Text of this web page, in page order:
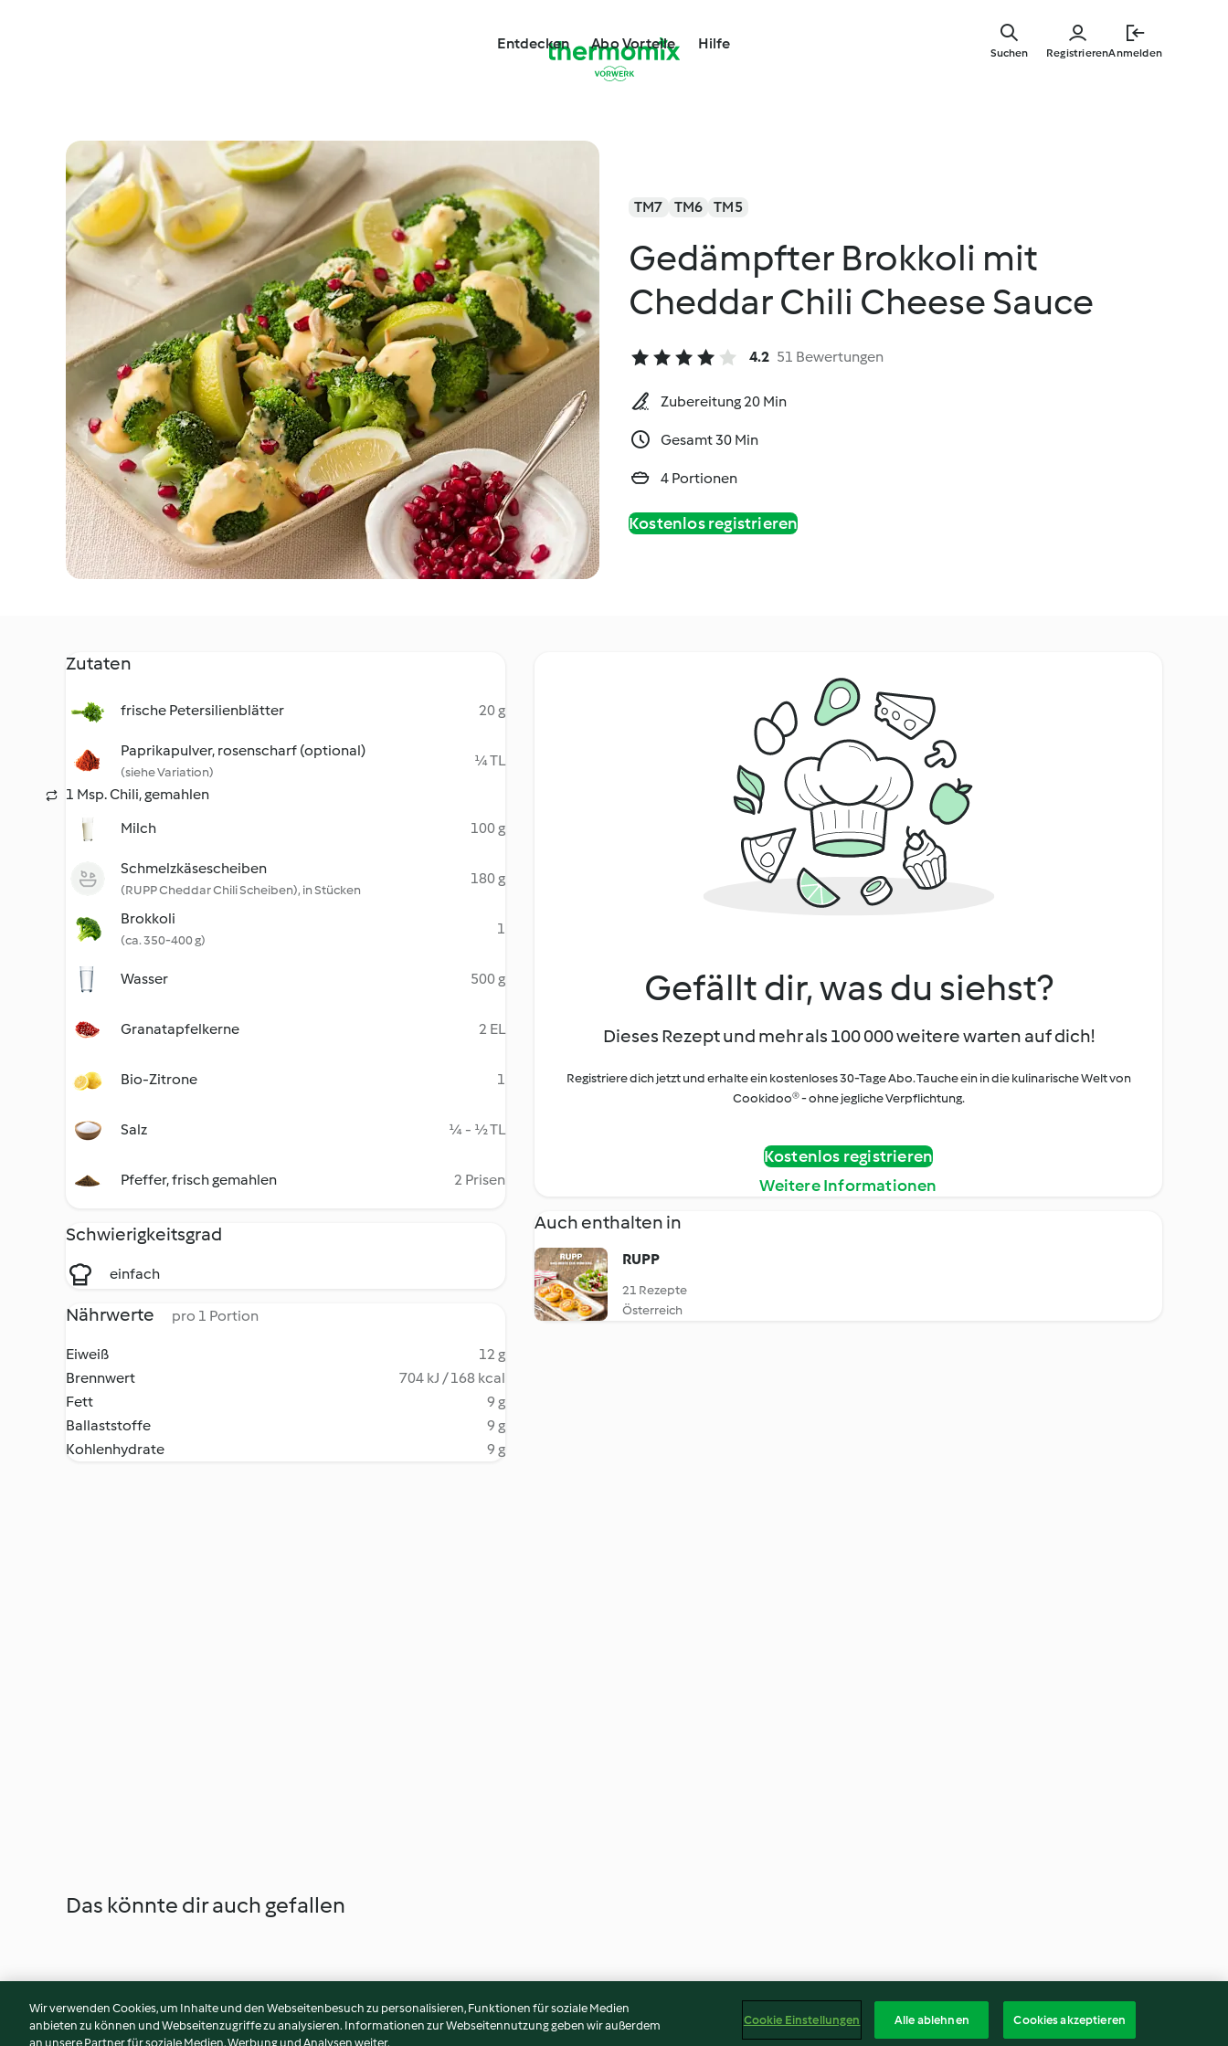
Entdecken Abo Vorteile Hilfe
RegistrierenAnmelden
Suchen
TM7 TM6 TM5
Gedämpfter Brokkoli mit
Cheddar Chili Cheese Sauce
4.2 51 Bewertungen
Zubereitung 20 Min
Gesamt 30 Min
4 Portionen
Kostenlos registrieren
Zutaten
frische Petersilienblätter 20 g
Paprikapulver, rosenscharf (optional)
(siehe Variation)
¼ TL
1 Msp. Chili, gemahlen
Milch
100 g
Schmelzkäsescheiben
(RUPP Cheddar Chili Scheiben), in Stücken
180 g
Brokkoli
(ca. 350-400 g)
1
Wasser 500 g
Granatapfelkerne 2 EL
Bio-Zitrone 1
Salz ¼ - ½ TL
Pfeffer, frisch gemahlen 2 Prisen
Schwierigkeitsgrad
einfach
Nährwerte pro 1 Portion
Eiweiß
12 g
Brennwert
704 kJ / 168 kcal
Fett
9 g
Ballaststoffe
9 g
Kohlenhydrate
9 g
Gefällt dir, was du siehst?
Dieses Rezept und mehr als 100 000 weitere warten auf dich!
Registriere dich jetzt und erhalte ein kostenloses 30-Tage Abo. Tauche ein in die kulinarische Welt von
Cookidoo® - ohne jegliche Verpflichtung.
Kostenlos registrieren
Weitere Informationen
Auch enthalten in
RUPP
21 Rezepte
Österreich
Das könnte dir auch gefallen
Wir verwenden Cookies, um Inhalte und den Webseitenbesuch zu personalisieren, Funktionen für soziale Medien
anbieten zu können und Webseitenzugriffe zu analysieren. Informationen zur Webseitennutzung geben wir außerdem
an unsere Partner für soziale Medien, Werbung und Analysen weiter.
Cookie Einstellungen Alle ablehnen Cookies akzeptieren